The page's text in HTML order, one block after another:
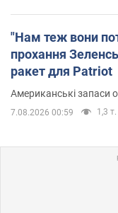
"Нам теж вони
прохання
ракет для Patriot
Американські запаси
7.08.2026 00:59 1,3 т.